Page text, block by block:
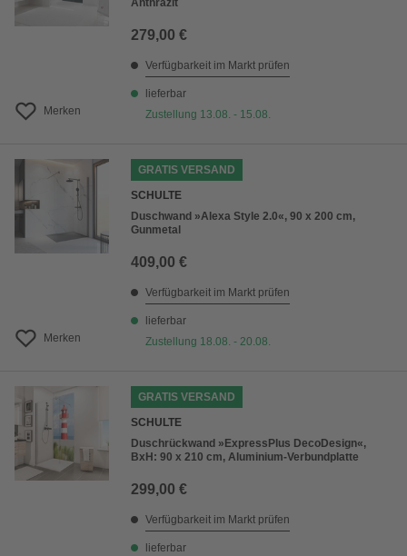
Merken
Anthrazit
279,00 €
Verfügbarkeit im Markt prüfen
lieferbar
Zustellung 13.08. - 15.08.
Merken
GRATIS VERSAND
SCHULTE
Duschwand »Alexa Style 2.0«, 90 x 200 cm,
Gunmetal
409,00 €
Verfügbarkeit im Markt prüfen
lieferbar
Zustellung 18.08. - 20.08.
GRATIS VERSAND
SCHULTE
Duschrückwand »ExpressPlus DecoDesign«,
BxH: 90 x 210 cm, Aluminium-Verbundplatte
299,00 €
Verfügbarkeit im Markt prüfen
lieferbar